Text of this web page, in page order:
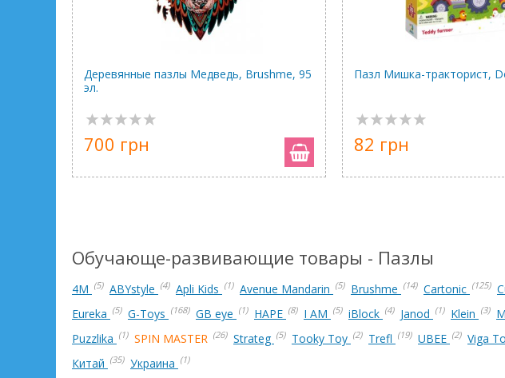
Деревянные пазлы Медведь, Brushme, 95
эл.
700 грн
Пазл Мишка-тракторист,
82 грн
Обучающе-развивающие товары - Пазлы
4М (5) ABYstyle (4) Apli Kids (1) Avenue Mandarin (5) Brushme (14) Cartonic (125)
Eureka (5) G-Toys (168) GB eye (1) HAPE (8) I AM (5) iBlock (4) Janod (1) Klein (3)
Puzzlika (1) SPIN MASTER (26) Strateg (5) Tooky Toy (2) Trefl (19) UBEE (2) Viga
Китай (35) Украина (1)